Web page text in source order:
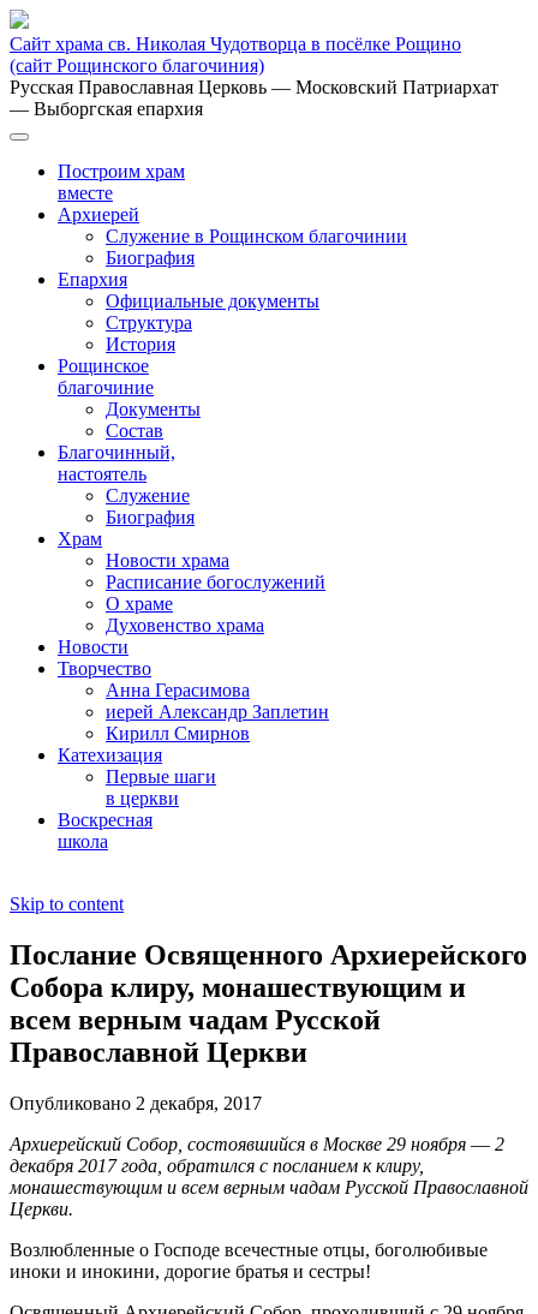
Сайт храма св. Николая Чудотворца в посёлке Рощино
(сайт Рощинского благочиния)
Русская Православная Церковь — Московский Патриархат
— Выборгская епархия
Построим храм
вместе
Архиерей
Служение в Рощинском благочинии
Биография
Епархия
Официальные документы
Структура
История
Рощинское
благочиние
Документы
Состав
Благочинный,
настоятель
Служение
Биография
Храм
Новости храма
Расписание богослужений
О храме
Духовенство храма
Новости
Творчество
Анна Герасимова
иерей Александр Заплетин
Кирилл Смирнов
Катехизация
Первые шаги
в церкви
Воскресная
школа
Skip to content
Послание Освященного Архиерейского
Собора клиру, монашествующим и
всем верным чадам Русской
Православной Церкви
Опубликовано 2 декабря, 2017
Архиерейский Собор, состоявшийся в Москве 29 ноября ― 2
декабря 2017 года, обратился с посланием к клиру,
монашествующим и всем верным чадам Русской Православной
Церкви.
Возлюбленные о Господе всечестные отцы, боголюбивые
иноки и инокини, дорогие братья и сестры!